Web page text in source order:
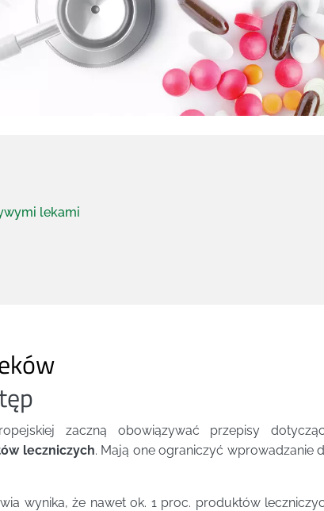
lekami
zaczną obowiązywać przepisy
leczniczych. Mają one ograniczyć wprowadzanie
wynika, że nawet ok. 1 proc. produktów